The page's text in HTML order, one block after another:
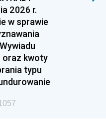
1939
1936
2026 r.
w sprawie
oraz kwoty
typu